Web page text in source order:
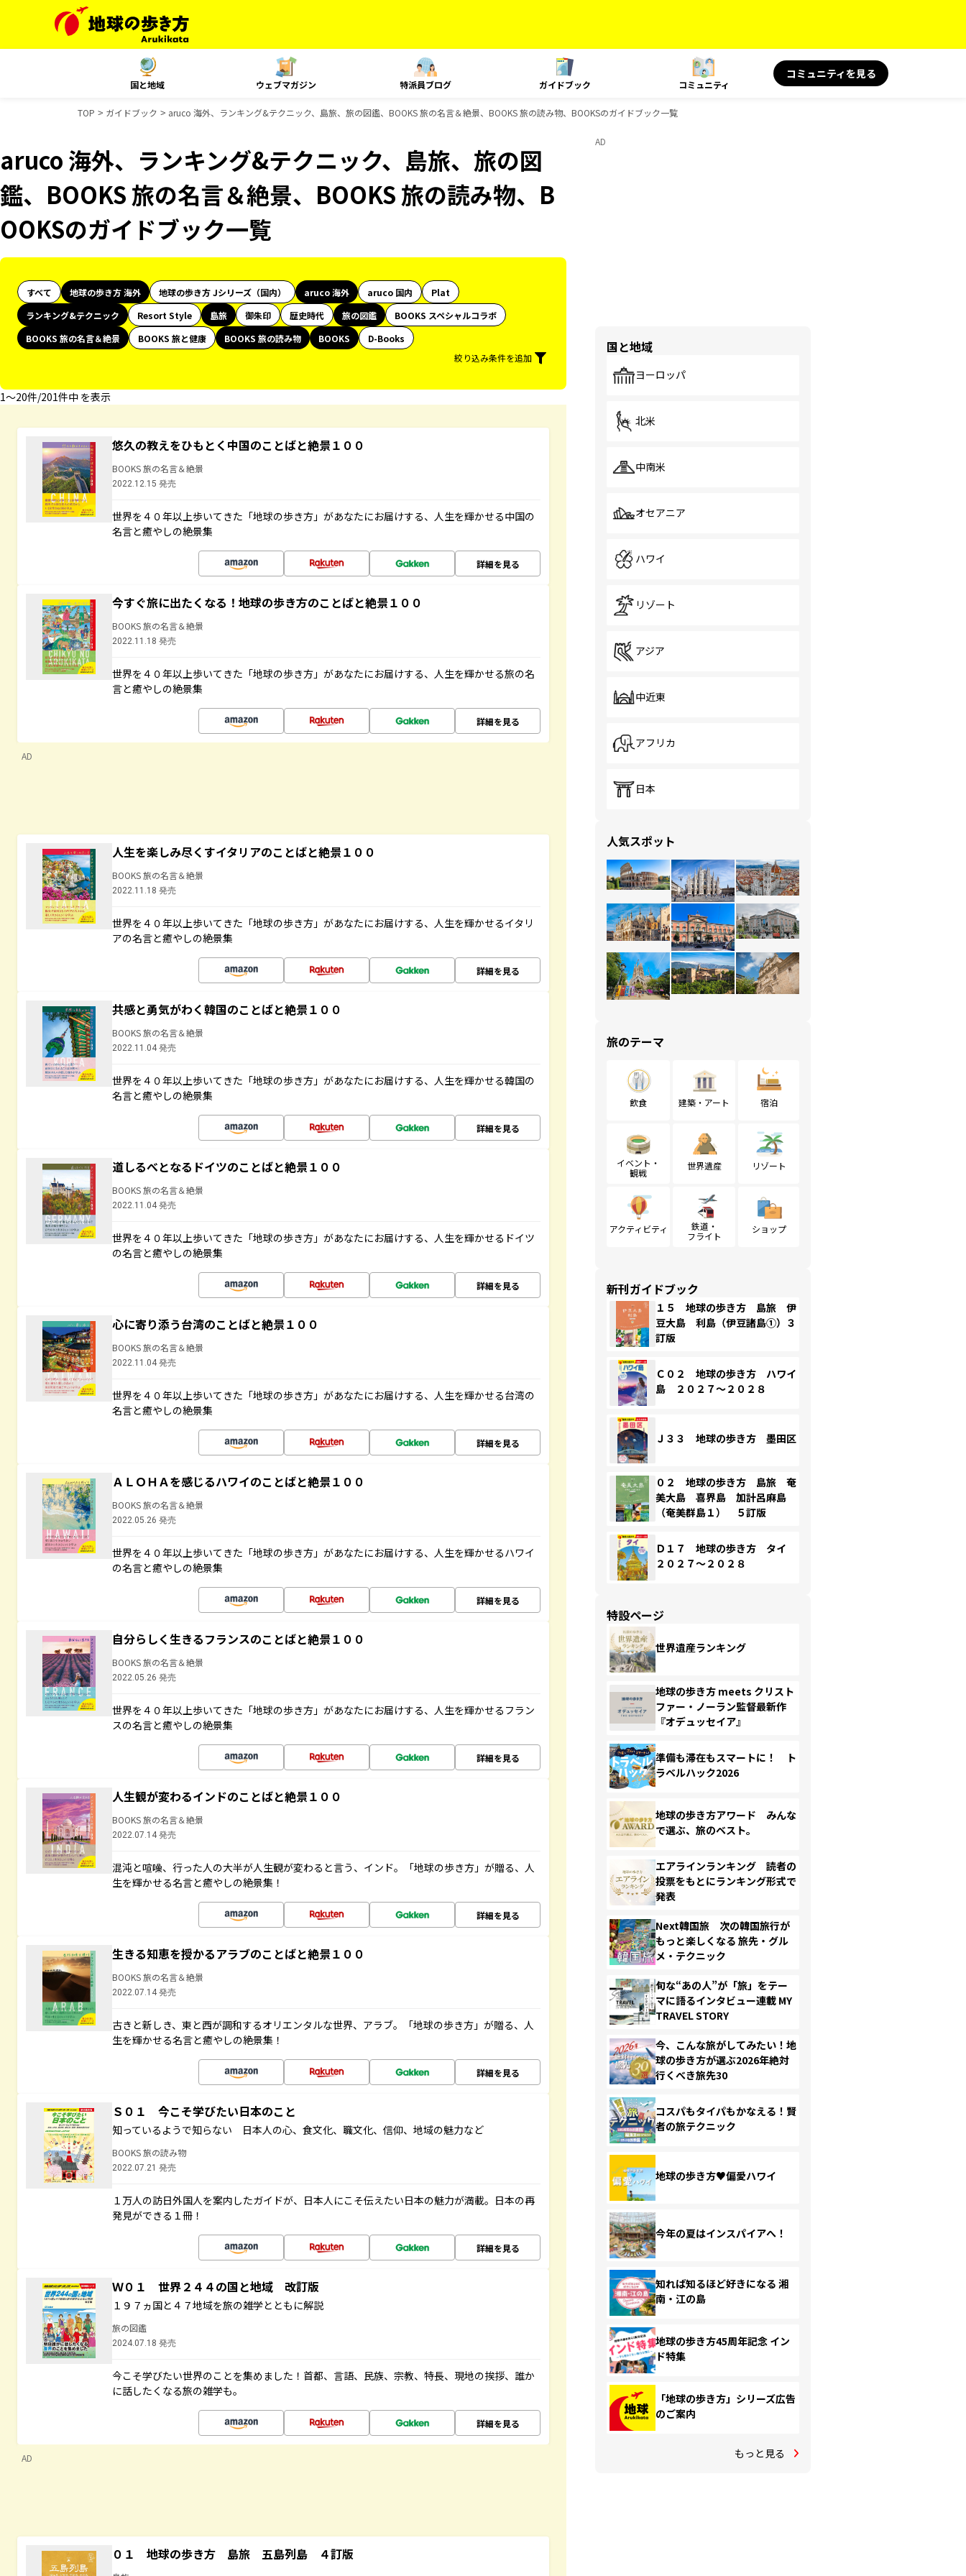
国と地域 ウェブマガジン 特派員ブログ ガイドブック コミュニティ
コミュニティを見る
TOP ガイドブック aruco 海外、ランキング&テクニック、島旅、旅の図鑑、BOOKS 旅の名言＆絶景、BOOKS 旅の読み物、BOOKSのガイドブック一覧
aruco 海外、ランキング&テクニック、島旅、旅の図
鑑、BOOKS 旅の名言＆絶景、BOOKS 旅の読み物、B
OOKSのガイドブック一覧
すべて 地球の歩き方 海外 地球の歩き方 Jシリーズ（国内） aruco 海外 aruco 国内
Plat
ランキング&テクニック
Resort Style 島旅 御朱印 歴史時代 旅の図鑑
BOOKS スペシャルコラボ
BOOKS 旅の名言＆絶景
BOOKS 旅と健康 BOOKS 旅の読み物 BOOKS
D-Books
絞り込み条件を追加
1〜20件/201件中 を表示
悠久の教えをひもとく中国のことばと絶景１００
BOOKS 旅の名言＆絶景
2022.12.15 発売
世界を４０年以上歩いてきた「地球の歩き方」があなたにお届けする、人生を輝かせる中国の
名言と癒やしの絶景集
詳細を見る
今すぐ旅に出たくなる！地球の歩き方のことばと絶景１００
BOOKS 旅の名言＆絶景
2022.11.18 発売
世界を４０年以上歩いてきた「地球の歩き方」があなたにお届けする、人生を輝かせる旅の名
言と癒やしの絶景集
詳細を見る
AD
人生を楽しみ尽くすイタリアのことばと絶景１００
BOOKS 旅の名言＆絶景
2022.11.18 発売
世界を４０年以上歩いてきた「地球の歩き方」があなたにお届けする、人生を輝かせるイタリ
アの名言と癒やしの絶景集
詳細を見る
共感と勇気がわく韓国のことばと絶景１００
BOOKS 旅の名言＆絶景
2022.11.04 発売
世界を４０年以上歩いてきた「地球の歩き方」があなたにお届けする、人生を輝かせる韓国の
名言と癒やしの絶景集
詳細を見る
道しるべとなるドイツのことばと絶景１００
BOOKS 旅の名言＆絶景
2022.11.04 発売
世界を４０年以上歩いてきた「地球の歩き方」があなたにお届けする、人生を輝かせるドイツ
の名言と癒やしの絶景集
詳細を見る
心に寄り添う台湾のことばと絶景１００
BOOKS 旅の名言＆絶景
2022.11.04 発売
世界を４０年以上歩いてきた「地球の歩き方」があなたにお届けする、人生を輝かせる台湾の
名言と癒やしの絶景集
詳細を見る
ＡＬＯＨＡを感じるハワイのことばと絶景１００
BOOKS 旅の名言＆絶景
2022.05.26 発売
世界を４０年以上歩いてきた「地球の歩き方」があなたにお届けする、人生を輝かせるハワイ
の名言と癒やしの絶景集
詳細を見る
自分らしく生きるフランスのことばと絶景１００
BOOKS 旅の名言＆絶景
2022.05.26 発売
世界を４０年以上歩いてきた「地球の歩き方」があなたにお届けする、人生を輝かせるフラン
スの名言と癒やしの絶景集
詳細を見る
人生観が変わるインドのことばと絶景１００
BOOKS 旅の名言＆絶景
2022.07.14 発売
混沌と喧噪、行った人の大半が人生観が変わると言う、インド。「地球の歩き方」が贈る、人
生を輝かせる名言と癒やしの絶景集！
詳細を見る
生きる知恵を授かるアラブのことばと絶景１００
BOOKS 旅の名言＆絶景
2022.07.14 発売
古きと新しき、東と西が調和するオリエンタルな世界、アラブ。「地球の歩き方」が贈る、人
生を輝かせる名言と癒やしの絶景集！
詳細を見る
Ｓ０１ 今こそ学びたい日本のこと
知っているようで知らない 日本人の心、食文化、職文化、信仰、地域の魅力など
BOOKS 旅の読み物
2022.07.21 発売
１万人の訪日外国人を案内したガイドが、日本人にこそ伝えたい日本の魅力が満載。日本の再
発見ができる１冊！
詳細を見る
Ｗ０１ 世界２４４の国と地域 改訂版
１９７ヵ国と４７地域を旅の雑学とともに解説
旅の図鑑
2024.07.18 発売
今こそ学びたい世界のことを集めました！首都、言語、民族、宗教、特長、現地の挨拶、誰か
に話したくなる旅の雑学も。
詳細を見る
AD
０１ 地球の歩き方 島旅 五島列島 ４訂版
AD
国と地域
ヨーロッパ
北米
中南米
オセアニア
ハワイ
リゾート
アジア
中近東
アフリカ
日本
人気スポット
旅のテーマ
飲食 建築・アート 宿泊
イベント・
観戦
世界遺産 リゾート
アクティビティ
鉄道・
フライト
ショップ
新刊ガイドブック
１５ 地球の歩き方 島旅 伊
豆大島 利島（伊豆諸島①）３
訂版
Ｃ０２ 地球の歩き方 ハワイ
島 ２０２７～２０２８
Ｊ３３ 地球の歩き方 墨田区
０２ 地球の歩き方 島旅 奄
美大島 喜界島 加計呂麻島
（奄美群島１） ５訂版
Ｄ１７ 地球の歩き方 タイ
２０２７～２０２８
特設ページ
世界遺産ランキング
地球の歩き方 meets クリスト
ファー・ノーラン監督最新作
『オデュッセイア』
準備も滞在もスマートに！ ト
ラベルハック2026
地球の歩き方アワード みんな
で選ぶ、旅のベスト。
エアラインランキング 読者の
投票をもとにランキング形式で
発表
Next韓国旅 次の韓国旅行が
もっと楽しくなる 旅先・グル
メ・テクニック
旬な“あの人”が「旅」をテー
マに語るインタビュー連載 MY
TRAVEL STORY
今、こんな旅がしてみたい！地
球の歩き方が選ぶ2026年絶対
行くべき旅先30
コスパもタイパもかなえる！賢
者の旅テクニック
地球の歩き方♥偏愛ハワイ
今年の夏はインスパイアへ！
知れば知るほど好きになる 湘
南・江の島
地球の歩き方45周年記念 イン
ド特集
「地球の歩き方」シリーズ広告
のご案内
もっと見る